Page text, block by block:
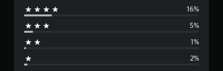
u
16%
5%
1%
2%